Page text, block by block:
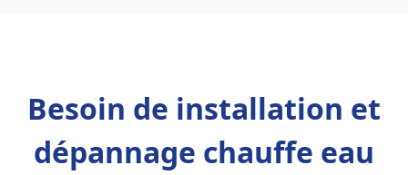
Besoin de installation et
dépannage chauffe eau